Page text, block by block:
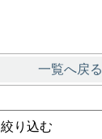
一覧へ戻る